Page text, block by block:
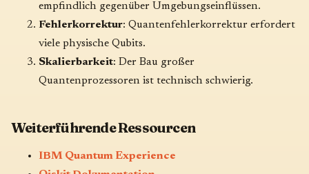
empfindlich gegenüber Umgebungseinflüssen.
Fehlerkorrektur: Quantenfehlerkorrektur erfordert
viele physische Qubits.
Skalierbarkeit: Der Bau großer
Quantenprozessoren ist technisch schwierig.
Weiterführende Ressourcen
IBM Quantum Experience